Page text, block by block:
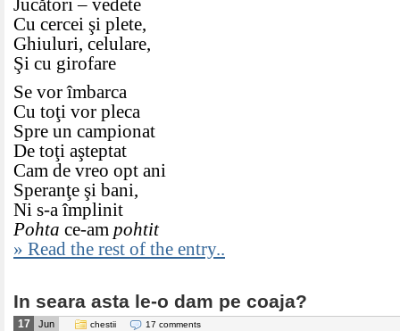
Jucători – vedete
Cu cercei şi plete,
Ghiuluri, celulare,
Şi cu girofare
Se vor îmbarca
Cu toţi vor pleca
Spre un campionat
De toţi aşteptat
Cam de vreo opt ani
Speranţe şi bani,
Ni s-a împlinit
Pohta ce-am pohtit
» Read the rest of the entry..
In seara asta le-o dam pe coaja?
17 Jun chestii 17 comments